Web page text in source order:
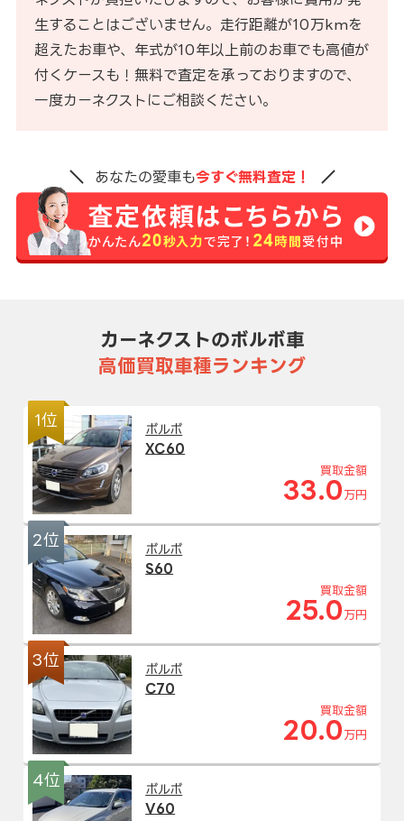
生することはございません。走行距離が10万kmを
超えたお車や、年式が10年以上前のお車でも高値が
付くケースも！無料で査定を承っておりますので、
一度カーネクストにご相談ください。
あなたの愛車も今すぐ無料査定！
カーネクストのボルボ車
高価買取車種ランキング
1位
ボルボ
XC60
買取金額
33.0 万円
2位
ボルボ
S60
買取金額
25.0 万円
3位
ボルボ
C70
買取金額
20.0 万円
4位
ボルボ
V60